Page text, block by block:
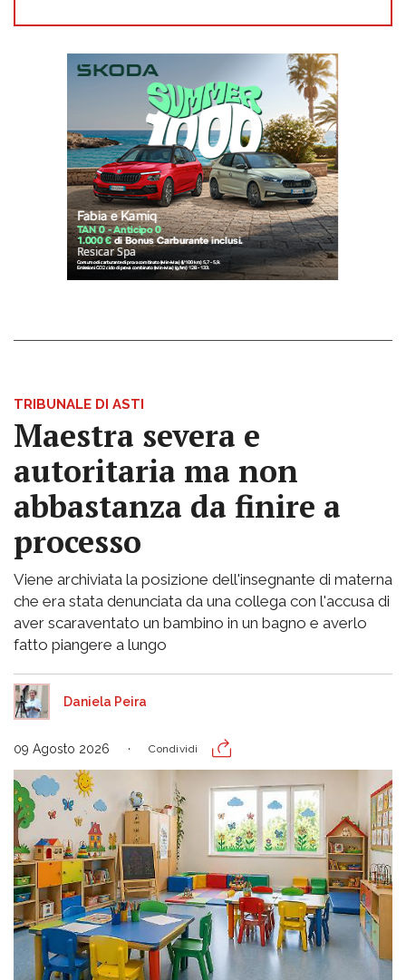
TRIBUNALE DI ASTI
Maestra severa e
autoritaria ma non
abbastanza da finire a
processo
Viene archiviata la posizione dell'insegnante di materna
che era stata denunciata da una collega con l'accusa di
aver scaraventato un bambino in un bagno e averlo
fatto piangere a lungo
Daniela Peira
09 Agosto 2026 Condividi